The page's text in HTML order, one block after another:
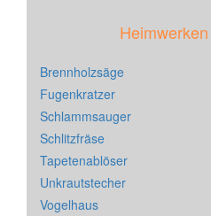
Brennholzsäge
Fugenkratzer
Schlammsauger
Schlitzfräse
Tapetenablöser
Unkrautstecher
Vogelhaus